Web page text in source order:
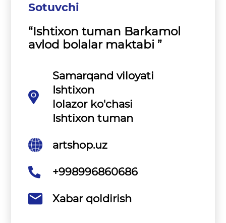
Sotuvchi
“Ishtixon tuman Barkamol
avlod bolalar maktabi ”
Samarqand viloyati
Ishtixon
lolazor ko'chasi
Ishtixon tuman
artshop.uz
+998996860686
Xabar qoldirish